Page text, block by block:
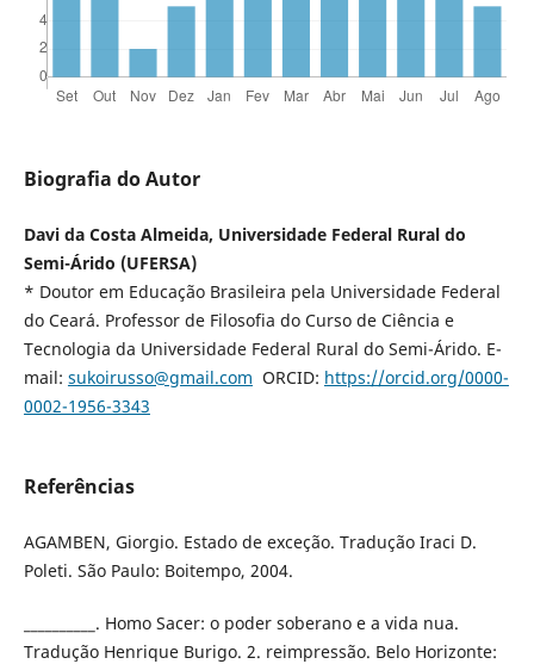
Biografia do Autor
Davi da Costa Almeida, Universidade Federal Rural do
Semi-Árido (UFERSA)
* Doutor em Educação Brasileira pela Universidade Federal
do Ceará. Professor de Filosofia do Curso de Ciência e
Tecnologia da Universidade Federal Rural do Semi-Árido. E-
mail: sukoirusso@gmail.com ORCID: https://orcid.org/0000-
0002-1956-3343
Referências
AGAMBEN, Giorgio. Estado de exceção. Tradução Iraci D.
Poleti. São Paulo: Boitempo, 2004.
__________. Homo Sacer: o poder soberano e a vida nua.
Tradução Henrique Burigo. 2. reimpressão. Belo Horizonte: